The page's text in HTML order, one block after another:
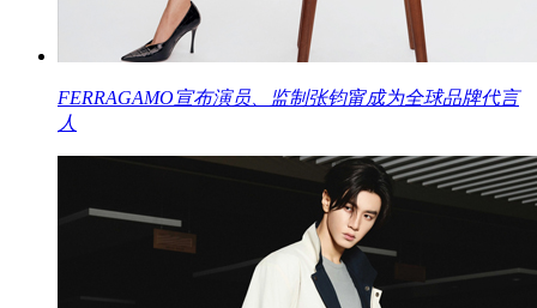
FERRAGAMO宣布演员、监制张钧甯成为全球品牌代言
人